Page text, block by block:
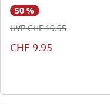
50 %
CHF 9.95
UVP CHF 19.95